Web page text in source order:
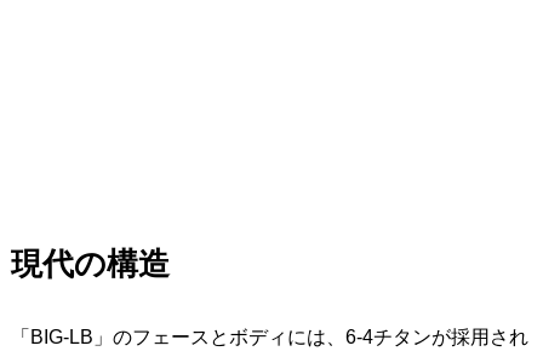
現代の構造
「BIG-LB」のフェースとボディには、6-4チタンが採用され